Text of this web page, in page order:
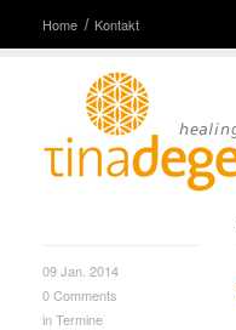
Home Kontakt
09 Jan. 2014
0Comments
inTermine